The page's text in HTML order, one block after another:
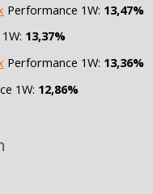
Performance 1W: 13,47%
13,37%
Performance 1W: 13,36%
1W: 12,86%